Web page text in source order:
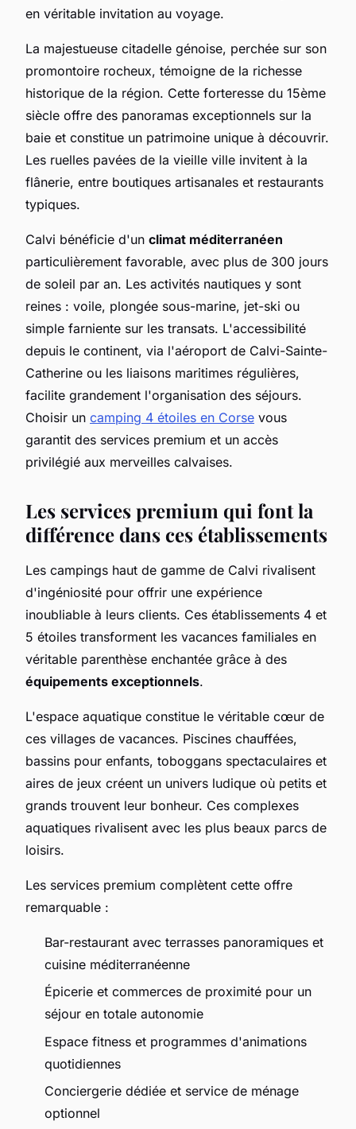
en véritable invitation au voyage.
La majestueuse citadelle génoise, perchée sur son
promontoire rocheux, témoigne de la richesse
historique de la région. Cette forteresse du 15ème
siècle offre des panoramas exceptionnels sur la
baie et constitue un patrimoine unique à découvrir.
Les ruelles pavées de la vieille ville invitent à la
flânerie, entre boutiques artisanales et restaurants
typiques.
Calvi bénéficie d'un climat méditerranéen
particulièrement favorable, avec plus de 300 jours
de soleil par an. Les activités nautiques y sont
reines : voile, plongée sous-marine, jet-ski ou
simple farniente sur les transats. L'accessibilité
depuis le continent, via l'aéroport de Calvi-Sainte-
Catherine ou les liaisons maritimes régulières,
facilite grandement l'organisation des séjours.
Choisir un camping 4 étoiles en Corse vous
garantit des services premium et un accès
privilégié aux merveilles calvaises.
Les services premium qui font la
différence dans ces établissements
Les campings haut de gamme de Calvi rivalisent
d'ingéniosité pour offrir une expérience
inoubliable à leurs clients. Ces établissements 4 et
5 étoiles transforment les vacances familiales en
véritable parenthèse enchantée grâce à des
équipements exceptionnels.
L'espace aquatique constitue le véritable cœur de
ces villages de vacances. Piscines chauffées,
bassins pour enfants, toboggans spectaculaires et
aires de jeux créent un univers ludique où petits et
grands trouvent leur bonheur. Ces complexes
aquatiques rivalisent avec les plus beaux parcs de
loisirs.
Les services premium complètent cette offre
remarquable :
Bar-restaurant avec terrasses panoramiques et
cuisine méditerranéenne
Épicerie et commerces de proximité pour un
séjour en totale autonomie
Espace fitness et programmes d'animations
quotidiennes
Conciergerie dédiée et service de ménage
optionnel